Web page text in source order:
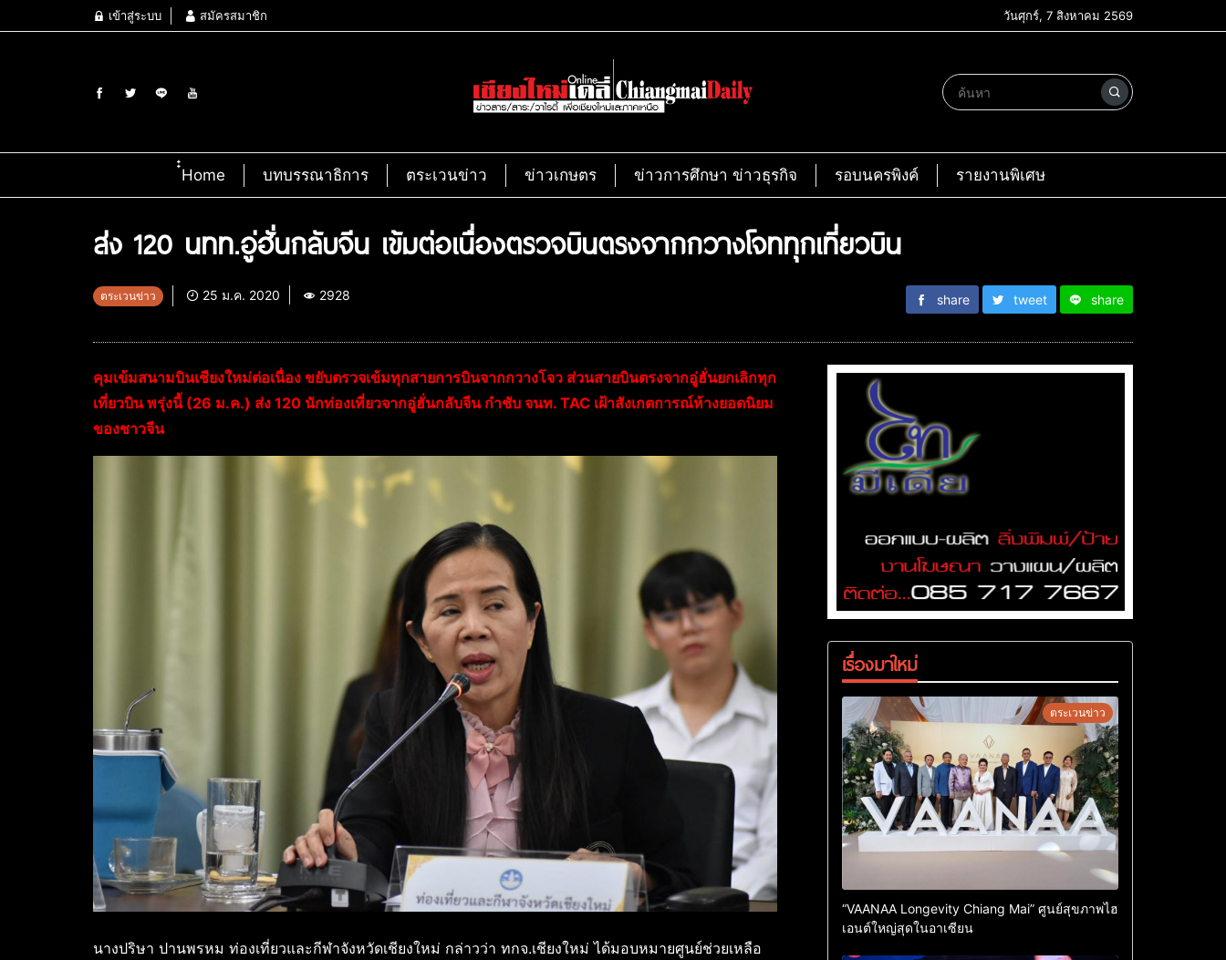
เข้าสู่ระบบ สมัครสมาชิก วันศุกร์, 7 สิงหาคม 2569
๋๋Home บทบรรณาธิการ ตระเวนข่าว ข่าวเกษตร ข่าวการศึกษา ข่าวธุรกิจ รอบนครพิงค์ รายงานพิเศษ
ส่ง 120 นทท.อู่ฮั่นกลับจีน เข้มต่อเนื่องตรวจบินตรงจากกวางโจททุกเที่ยวบิน
ตระเวนข่าว 25 ม.ค. 2020 2928 share tweet share
คุมเข้มสนามบินเชียงใหม่ต่อเนื่อง ขยับตรวจเข้มทุกสายการบินจากกวางโจว ส่วนสายบินตรงจากอู่ฮั่นยกเลิกทุก
เที่ยวบิน พรุ่งนี้ (26 ม.ค.) ส่ง 120 นักท่องเที่ยวจากอู่ฮั่นกลับจีน กำชับ จนท. TAC เฝ้าสังเกตการณ์ห้างยอดนิยม
ของชาวจีน
นางปริษา ปานพรหม ท่องเที่ยวและกีฬาจังหวัดเชียงใหม่ กล่าวว่า ทกจ.เชียงใหม่ ได้มอบหมายศูนย์ช่วยเหลือ
เรื่องมาใหม่
ตระเวนข่าว
“VAANAA Longevity Chiang Mai” ศูนย์สุขภาพไฮ
เอนต์ใหญ่สุดในอาเซียน